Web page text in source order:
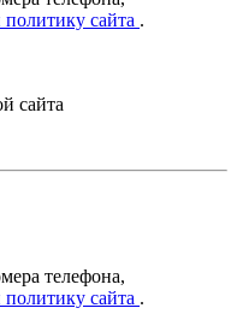
сайта .
сайта
телефона,
сайта .